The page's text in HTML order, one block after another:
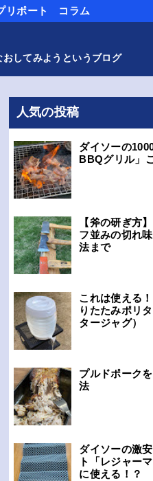
リポート コラム
してみようというブログ
人気の投稿
ダイソーの
BBQグリル」
【斧の研ぎ方
フ並みの切れ
法まで
これは使える
りたたみポリ
タージャグ）
プルドポーク
法
ダイソーの激
ト「レジャー
に使える！？